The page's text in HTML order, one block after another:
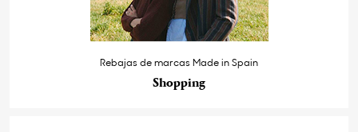
Rebajas de marcas Made in Spain
Shopping